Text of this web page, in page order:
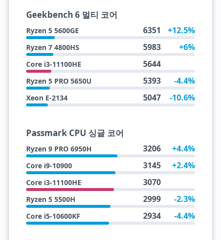
Geekbench 6 멀티 코어
Ryzen 5 5600GE 6351 +12.5%
Ryzen 7 4800HS 5983 +6%
Core i3-11100HE 5644
Ryzen 5 PRO 5650U 5393 -4.4%
Xeon E-2134 5047 -10.6%
Passmark CPU 싱글 코어
Ryzen 9 PRO 6950H 3206 +4.4%
Core i9-10900 3145 +2.4%
Core i3-11100HE 3070
Ryzen 5 5500H 2999 -2.3%
Core i5-10600KF 2934 -4.4%